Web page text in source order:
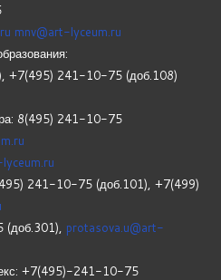
mnv@art-lyceum.ru
+7(495) 241-10-75 (доб.108)
8(495) 241-10-75
241-10-75 (доб.101), +7(499)
(доб.301), protasova.u@art-
+7(495)-241-10-75